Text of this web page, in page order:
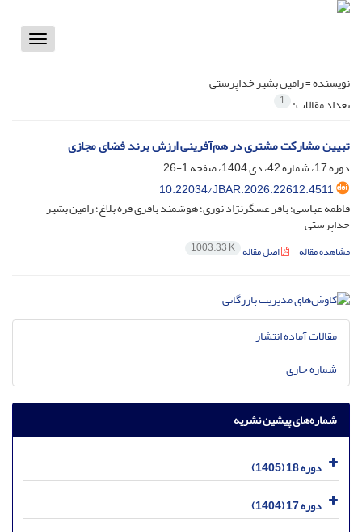
Toggle
نویسنده =رامین بشیر خداپرستی
تعداد مقالات: 1
تبیین مشارکت مشتری در هم‌آفرینی ارزش برند فضای مجازی
دوره 17، شماره 42، دی 1404، صفحه
1-26
10.22034/JBAR.2026.22612.4511
فاطمه عباسی؛ باقر عسگرنژاد نوری؛ هوشمند باقری قره بلاغ؛ رامین بشیر
خداپرستی
مشاهده مقاله اصل مقاله 1003.33 K
مقالات آماده انتشار
شماره جاری
شماره‌های پیشین نشریه
دوره 18 (1405)
دوره 17 (1404)